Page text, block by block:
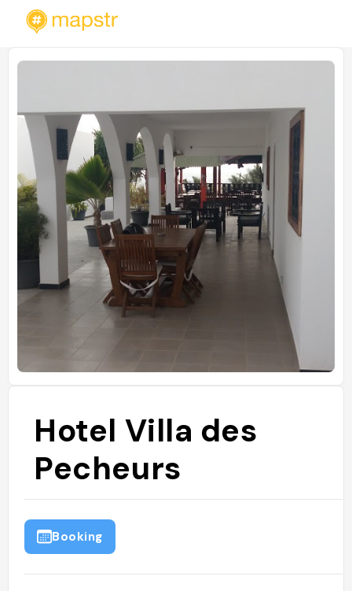
Hotel Villa des
Pecheurs
Booking